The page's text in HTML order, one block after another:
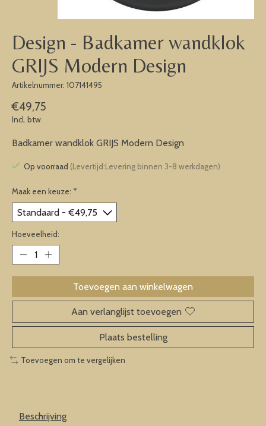
Design - Badkamer wandklok
GRIJS Modern Design
Artikelnummer: 107141495
€49,75
Incl. btw
Badkamer wandklok GRIJS Modern Design
Op voorraad (Levertijd:Levering binnen 3-8 werkdagen)
Maak een keuze: *
Hoeveelheid:
Toevoegen aan winkelwagen
Aan verlanglijst toevoegen
Plaats bestelling
Toevoegen om te vergelijken
Beschrijving